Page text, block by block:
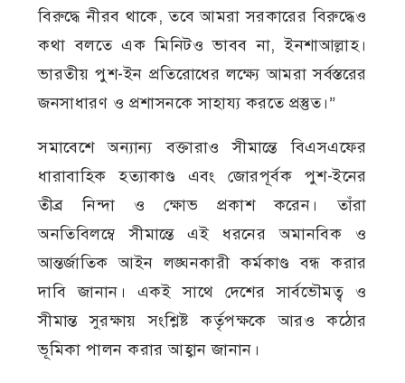
বিরুদ্ধে নীরব থাকে, তবে আমরা সরকারের বিরুদ্ধেও
কথা বলতে এক মিনিটও ভাবব না, ইনশাআল্লাহ।
ভারতীয় পুশ-ইন প্রতিরোধের লক্ষ্যে আমরা সর্বস্তরের
জনসাধারণ ও প্রশাসনকে সাহায্য করতে প্রস্তুত।”
সমাবেশে অন্যান্য বক্তারাও সীমান্তে বিএসএফের
ধারাবাহিক হত্যাকাণ্ড এবং জোরপূর্বক পুশ-ইনের
তীব্র নিন্দা ও ক্ষোভ প্রকাশ করেন। তাঁরা
অনতিবিলম্বে সীমান্তে এই ধরনের অমানবিক ও
আন্তর্জাতিক আইন লঙ্ঘনকারী কর্মকাণ্ড বন্ধ করার
দাবি জানান। একই সাথে দেশের সার্বভৌমত্ব ও
সীমান্ত সুরক্ষায় সংশ্লিষ্ট কর্তৃপক্ষকে আরও কঠোর
ভূমিকা পালন করার আহ্বান জানান।